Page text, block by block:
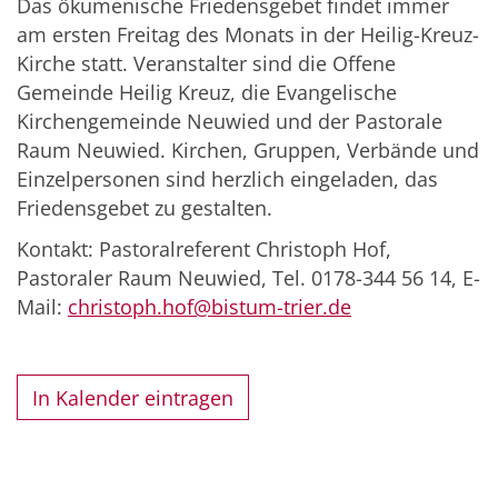
Das ökumenische Friedensgebet findet immer
am ersten Freitag des Monats in der Heilig-Kreuz-
Kirche statt. Veranstalter sind die Offene
Gemeinde Heilig Kreuz, die Evangelische
Kirchengemeinde Neuwied und der Pastorale
Raum Neuwied. Kirchen, Gruppen, Verbände und
Einzelpersonen sind herzlich eingeladen, das
Friedensgebet zu gestalten.
Kontakt: Pastoralreferent Christoph Hof,
Pastoraler Raum Neuwied, Tel. 0178-344 56 14, E-
Mail: christoph.hof@bistum-trier.de
In Kalender eintragen